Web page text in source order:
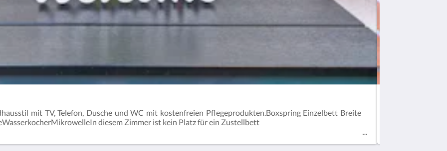
mit TV, Telefon, Dusche und WC mit kostenfreien Pflegeprodukten.Boxspring Einzelbett Breite
diesem Zimmer ist kein Platz für ein Zustellbett